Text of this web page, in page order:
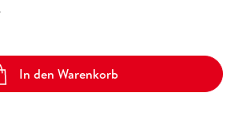
In den Warenkorb